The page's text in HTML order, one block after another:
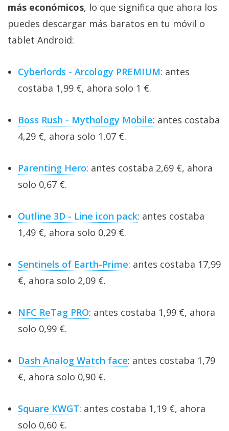
más económicos, lo que significa que ahora los
puedes descargar más baratos en tu móvil o
tablet Android:
Cyberlords - Arcology PREMIUM: antes
costaba 1,99 €, ahora solo 1 €.
Boss Rush - Mythology Mobile: antes costaba
4,29 €, ahora solo 1,07 €.
Parenting Hero: antes costaba 2,69 €, ahora
solo 0,67 €.
Outline 3D - Line icon pack: antes costaba
1,49 €, ahora solo 0,29 €.
Sentinels of Earth-Prime: antes costaba 17,99
€, ahora solo 2,09 €.
NFC ReTag PRO: antes costaba 1,99 €, ahora
solo 0,99 €.
Dash Analog Watch face: antes costaba 1,79
€, ahora solo 0,90 €.
Square KWGT: antes costaba 1,19 €, ahora
solo 0,60 €.